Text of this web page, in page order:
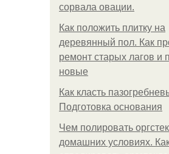
сорвала овации.
Как положить плитку на
деревянный пол. Как
ремонт старых лагов и
новые
Как класть
Подготовка основания
Чем полировать
домашних условиях.